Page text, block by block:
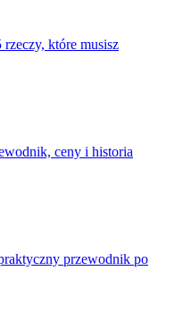
które musisz
ceny i historia
przewodnik po